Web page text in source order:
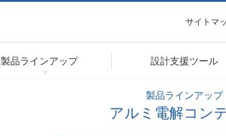
サイトマ
製品ラインアップ 設計支援ツール
製品ラインアップ
アルミ電解コン